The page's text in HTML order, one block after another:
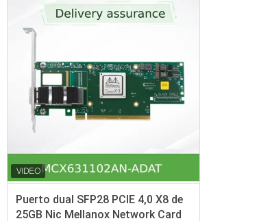
Puerto dual SFP28 PCIE 4,0 X8 de
25GB Nic Mellanox Network Card